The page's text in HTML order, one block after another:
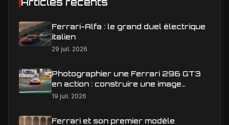
Ferrari-Alfa : le grand duel électrique
italien
29 juil. 2026
Photographier une Ferrari 296 GT3
en action : construire une image
éditoriale qui raconte la course
19 juil. 2026
Ferrari et son premier modèle